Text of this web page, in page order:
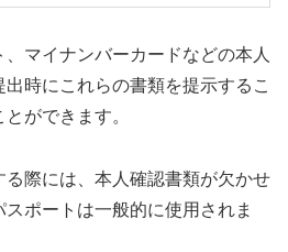
マイナンバーカードなどの本人
時にこれらの書類を提示するこ
ができます。
際には、本人確認書類が欠かせ
ポートは一般的に使用されま